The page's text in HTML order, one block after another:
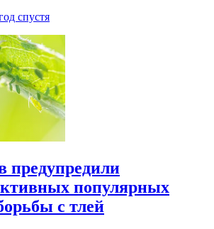
спустя
предупредили
популярных
с тлей